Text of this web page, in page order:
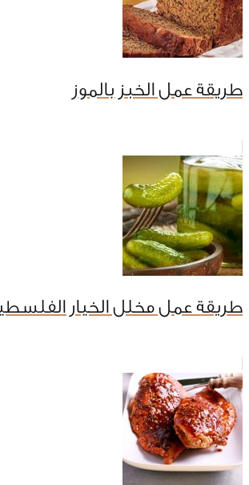
طريقة عمل الخبز بالموز
طريقة عمل مخلل الخيار